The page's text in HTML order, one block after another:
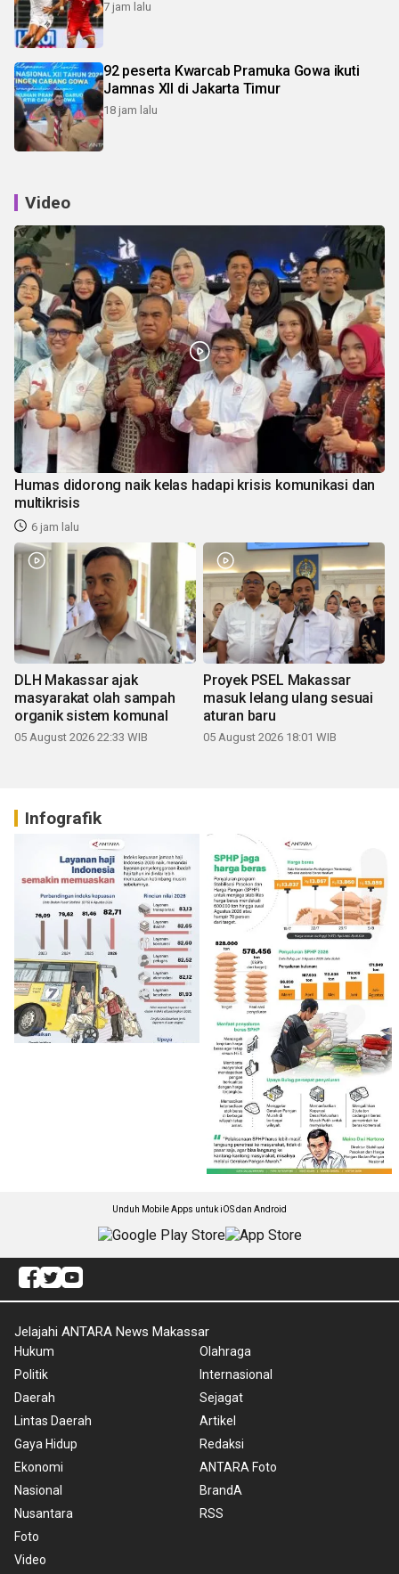
7 jam lalu
92 peserta Kwarcab Pramuka Gowa ikuti
Jamnas XII di Jakarta Timur
18 jam lalu
Video
Humas didorong naik kelas hadapi krisis komunikasi dan
multikrisis
6 jam lalu
DLH Makassar ajak
masyarakat olah sampah
organik sistem komunal
05 August 2026 22:33 WIB
Proyek PSEL Makassar
masuk lelang ulang sesuai
aturan baru
05 August 2026 18:01 WIB
Infografik
Unduh Mobile Apps untuk iOS dan Android
Jelajahi ANTARA News Makassar
Hukum
Politik
Daerah
Lintas Daerah
Gaya Hidup
Ekonomi
Nasional
Nusantara
Foto
Video
Olahraga
Internasional
Sejagat
Artikel
Redaksi
ANTARA Foto
BrandA
RSS